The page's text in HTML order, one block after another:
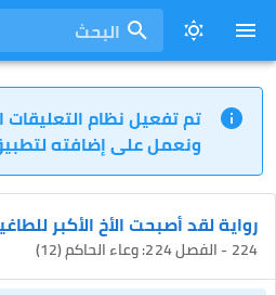
البحث
تم تفعيل نظام التعليقات
ونعمل على إضافته
رواية لقد أصبحت الأخ الأكبر
224 - الفصل 224: وعاء الحاكم (12)